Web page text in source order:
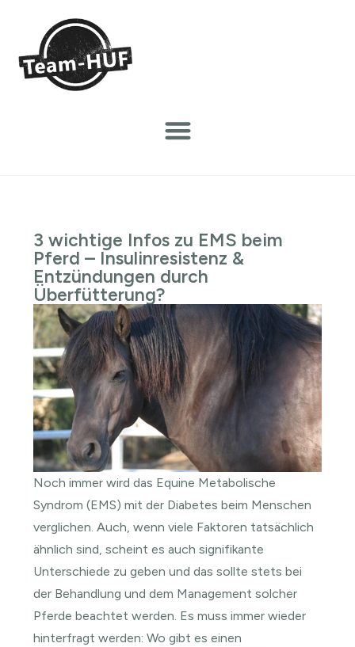
3 wichtige Infos zu EMS beim
Pferd – Insulinresistenz &
Entzündungen durch
Überfütterung?
Noch immer wird das Equine Metabolische
Syndrom (EMS) mit der Diabetes beim Menschen
verglichen. Auch, wenn viele Faktoren tatsächlich
ähnlich sind, scheint es auch signifikante
Unterschiede zu geben und das sollte stets bei
der Behandlung und dem Management solcher
Pferde beachtet werden. Es muss immer wieder
hinterfragt werden: Wo gibt es einen